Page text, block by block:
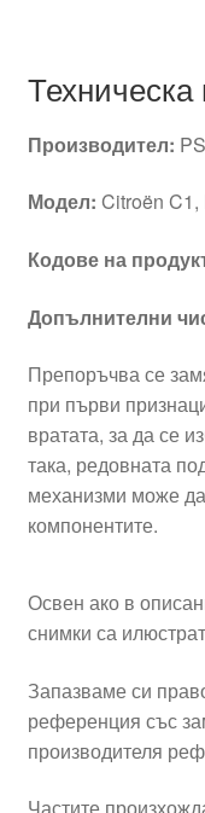
Производител:
Модел: Citroën
Кодове на
Допълнителни
Препоръчва се
при първи
вратата, за да се
така, редовната
механизми може
компонентите.
Освен ако в
снимки са
Запазваме си
референция със
производителя